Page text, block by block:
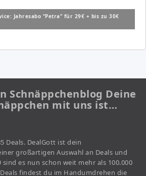
Jahresabo “Petra” für 29€ + bis zu 30€
Schnäppchenblog Deine
mit uns ist…
Deals. DealGott ist dein
großartigen Auswahl an Deals und
sind es nun schon weit mehr als 100.000
findest du im Handumdrehen die